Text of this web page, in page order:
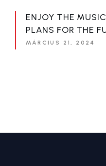
ENJOY THE
PLANS FOR THE
MÁRCIUS 21, 2024